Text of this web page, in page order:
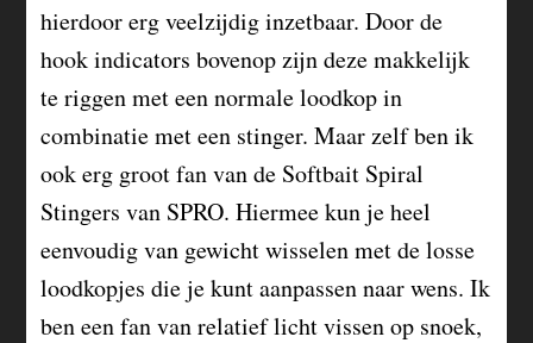
hierdoor erg veelzijdig inzetbaar. Door de
hook indicators bovenop zijn deze makkelijk
te riggen met een normale loodkop in
combinatie met een stinger. Maar zelf ben ik
ook erg groot fan van de Softbait Spiral
Stingers van SPRO. Hiermee kun je heel
eenvoudig van gewicht wisselen met de losse
loodkopjes die je kunt aanpassen naar wens. Ik
ben een fan van relatief licht vissen op snoek,